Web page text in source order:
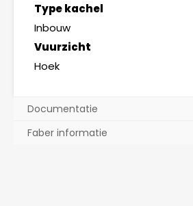
Type kachel
Inbouw
Vuurzicht
Hoek
Documentatie
Faber informatie